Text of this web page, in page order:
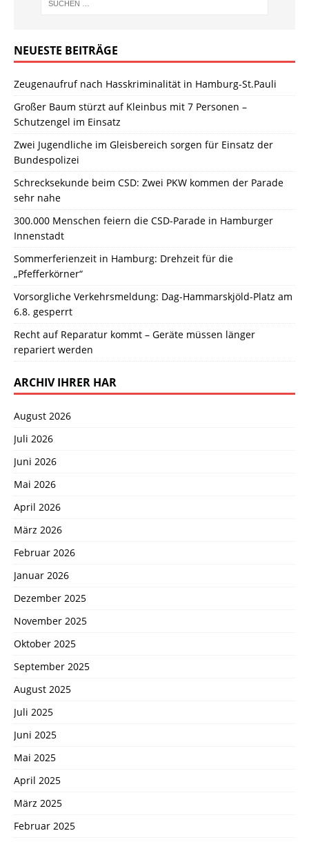
NEUESTE BEITRÄGE
Zeugenaufruf nach Hasskriminalität in Hamburg-St.Pauli
Großer Baum stürzt auf Kleinbus mit 7 Personen –
Schutzengel im Einsatz
Zwei Jugendliche im Gleisbereich sorgen für Einsatz der
Bundespolizei
Schrecksekunde beim CSD: Zwei PKW kommen der Parade
sehr nahe
300.000 Menschen feiern die CSD-Parade in Hamburger
Innenstadt
Sommerferienzeit in Hamburg: Drehzeit für die
„Pfefferkörner“
Vorsorgliche Verkehrsmeldung: Dag-Hammarskjöld-Platz am
6.8. gesperrt
Recht auf Reparatur kommt – Geräte müssen länger
repariert werden
ARCHIV IHRER HAR
August 2026
Juli 2026
Juni 2026
Mai 2026
April 2026
März 2026
Februar 2026
Januar 2026
Dezember 2025
November 2025
Oktober 2025
September 2025
August 2025
Juli 2025
Juni 2025
Mai 2025
April 2025
März 2025
Februar 2025